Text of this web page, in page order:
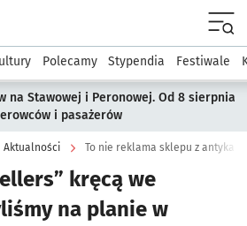
podserwis: Kultura
Polecamy Stypendia Festiwale
na Stawowej i Peronowej. Od 8 sierpnia
i pasażerów
Aktualności To nie reklama sklepu z
kręcą we
na planie w